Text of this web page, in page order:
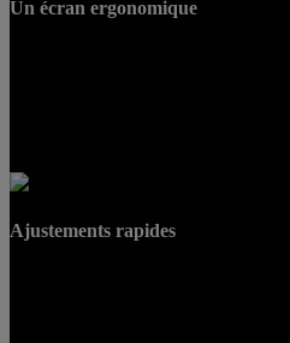
Un écran ergonomique
Ajustements rapides